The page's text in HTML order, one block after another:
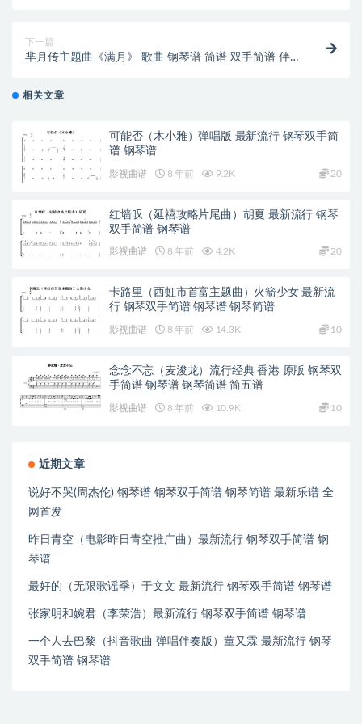
下一篇
芈月传主题曲《满月》 歌曲 钢琴谱 简谱 双手简谱 伴
相关文章
可能否（木小雅）弹唱版 最新流行 钢琴双手简
谱 钢琴谱
影视曲谱 8 年前 9.2K 20
红墙叹（延禧攻略片尾曲）胡夏 最新流行 钢琴
双手简谱 钢琴谱
影视曲谱 8 年前 4.2K 20
卡路里（西虹市首富主题曲）火箭少女 最新流
行 钢琴双手简谱 钢琴谱 钢琴简谱
影视曲谱 8 年前 14.3K 10
念念不忘（麦浚龙）流行经典 香港 原版 钢琴双
手简谱 钢琴谱 钢琴简谱 简五谱
影视曲谱 8 年前 10.9K 10
近期文章
说好不哭(周杰伦) 钢琴谱 钢琴双手简谱 钢琴简谱 最新乐谱 全
网首发
昨日青空（电影昨日青空推广曲）最新流行 钢琴双手简谱 钢
琴谱
最好的（无限歌谣季）于文文 最新流行 钢琴双手简谱 钢琴谱
张家明和婉君（李荣浩）最新流行 钢琴双手简谱 钢琴谱
一个人去巴黎（抖音歌曲 弹唱伴奏版）董又霖 最新流行 钢琴
双手简谱 钢琴谱